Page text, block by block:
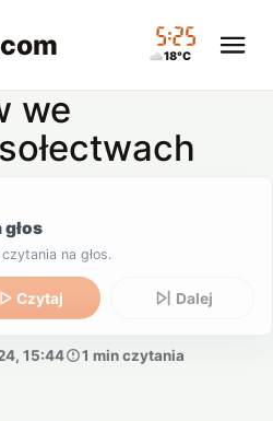
05:25
18°C
we
na głos.
Czytaj Dalej
15:44
1 min czytania